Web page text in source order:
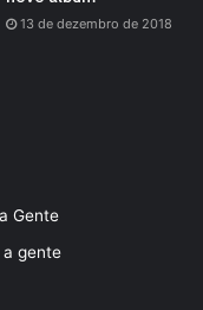
13 de dezembro de 2018
Gente
a gente